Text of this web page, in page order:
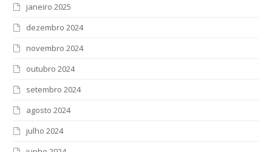
janeiro 2025
dezembro 2024
novembro 2024
outubro 2024
setembro 2024
agosto 2024
julho 2024